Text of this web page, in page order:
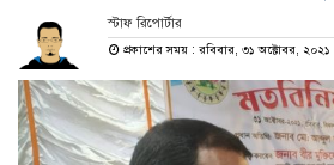
স্টাফ রিপোর্টার
প্রকাশের সময় : রবিবার, ৩১ অক্টোবর, ২০২১